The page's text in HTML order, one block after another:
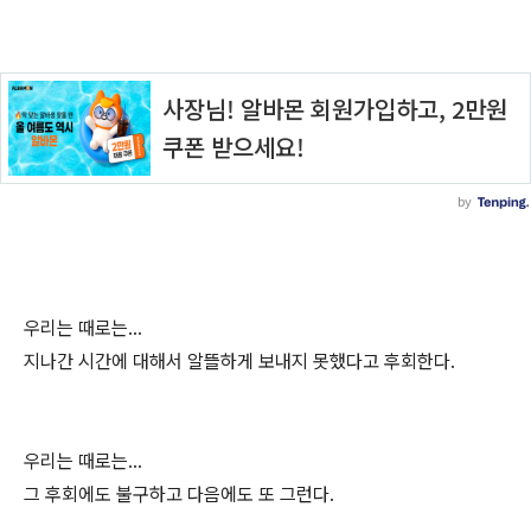
우리는 때로는...
지나간 시간에 대해서 알뜰하게 보내지 못했다고 후회한다.
우리는 때로는...
그 후회에도 불구하고 다음에도 또 그런다.